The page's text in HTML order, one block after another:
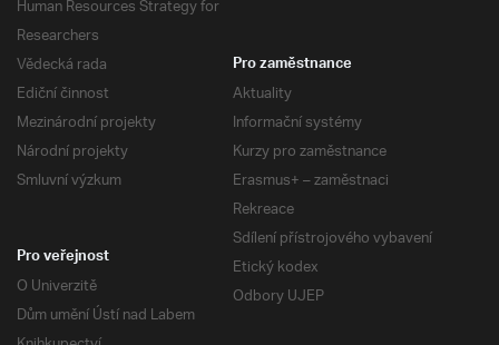
Human Resources Strategy for
Researchers
Vědecká rada
Ediční činnost
Mezinárodní projekty
Národní projekty
Smluvní výzkum
Pro zaměstnance
Aktuality
Informační systémy
Kurzy pro zaměstnance
Erasmus+ – zaměstnaci
Rekreace
Sdílení přístrojového vybavení
Etický kodex
Odbory UJEP
Pro veřejnost
O Univerzitě
Dům umění Ústí nad Labem